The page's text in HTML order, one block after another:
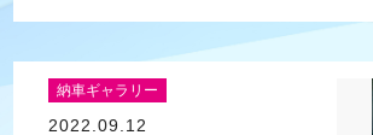
納車ギャラリー
2022.09.12